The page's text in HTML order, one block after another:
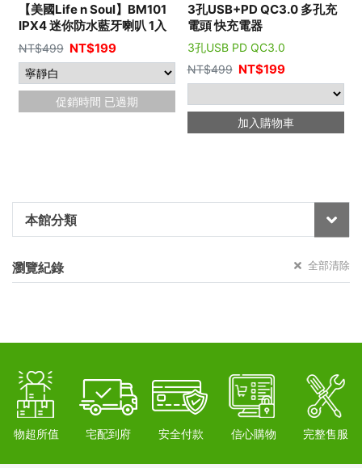
本館分類
瀏覽紀錄 全部清除
【美國Life n Soul】BM101
IPX4 迷你防水藍牙喇叭 1入
NT$499 NT$199
促銷時間 已過期
3孔USB+PD QC3.0 多孔充
電頭 快充電器
3孔USB PD QC3.0
NT$499 NT$199
加入購物車
物超所值 宅配到府 安全付款 信心購物 完整售服